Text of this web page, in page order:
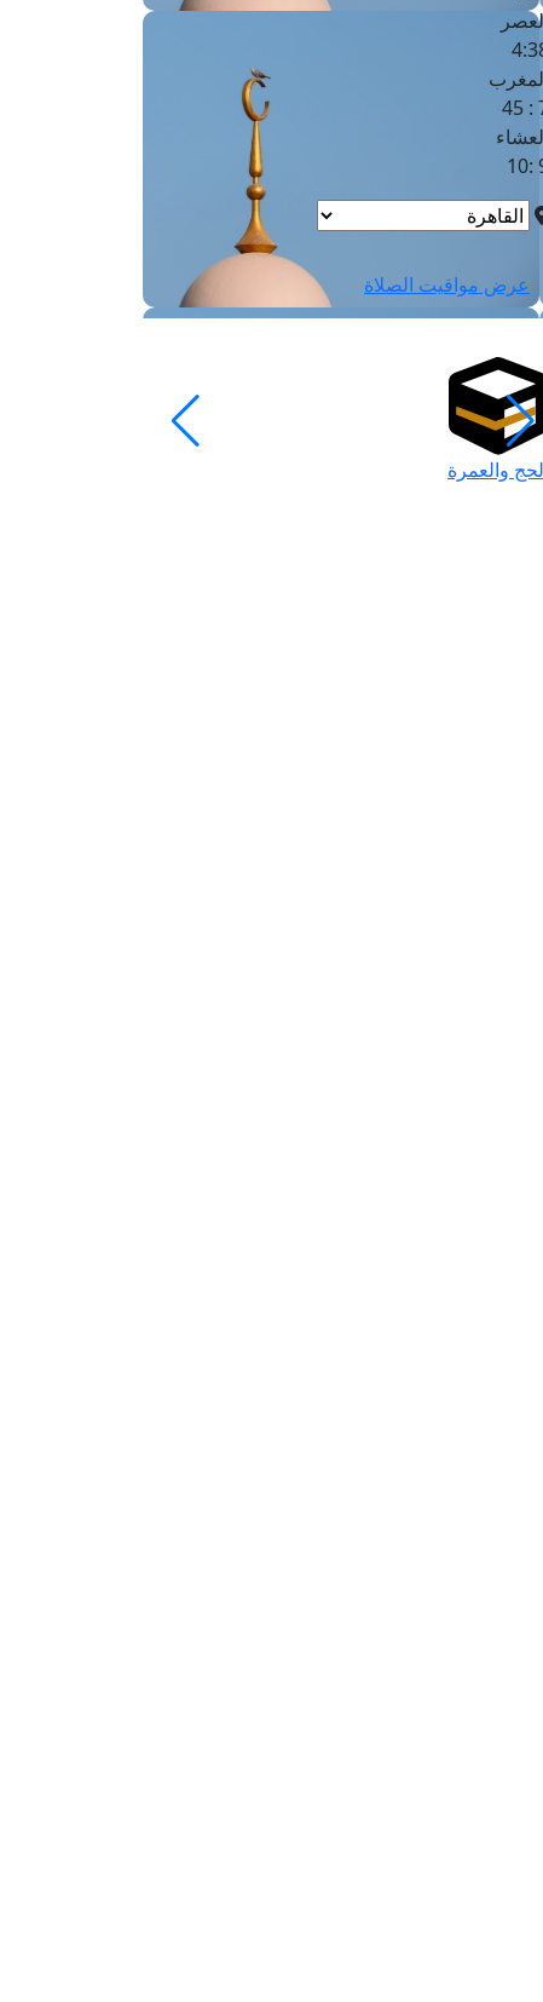
7
9
عرض مواقيت الصلاة
والعمرة